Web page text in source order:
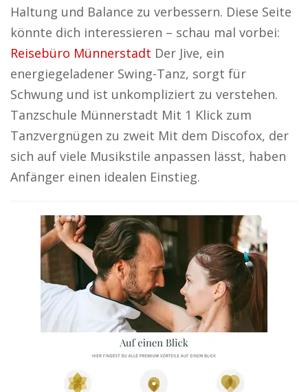
Haltung und Balance zu verbessern. Diese Seite
könnte dich interessieren – schau mal vorbei:
Reisebüro Münnerstadt Der Jive, ein
energiegeladener Swing-Tanz, sorgt für
Schwung und ist unkompliziert zu verstehen.
Tanzschule Münnerstadt Mit 1 Klick zum
Tanzvergnügen zu zweit Mit dem Discofox, der
sich auf viele Musikstile anpassen lässt, haben
Anfänger einen idealen Einstieg.